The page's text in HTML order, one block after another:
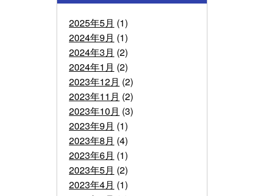
2025年5月 (1)
2024年9月 (1)
2024年3月 (2)
2024年1月 (2)
2023年12月 (2)
2023年11月 (2)
2023年10月 (3)
2023年9月 (1)
2023年8月 (4)
2023年6月 (1)
2023年5月 (2)
2023年4月 (1)